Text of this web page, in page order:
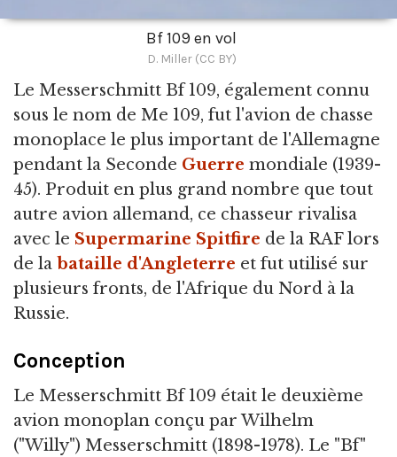
Bf 109 en vol
D. Miller (CC BY)
Le Messerschmitt Bf 109, également connu
sous le nom de Me 109, fut l'avion de chasse
monoplace le plus important de l'Allemagne
pendant la Seconde Guerre mondiale (1939-
45). Produit en plus grand nombre que tout
autre avion allemand, ce chasseur rivalisa
avec le Supermarine Spitfire de la RAF lors
de la bataille d'Angleterre et fut utilisé sur
plusieurs fronts, de l'Afrique du Nord à la
Russie.
Conception
Le Messerschmitt Bf 109 était le deuxième
avion monoplan conçu par Wilhelm
("Willy") Messerschmitt (1898-1978). Le "Bf"